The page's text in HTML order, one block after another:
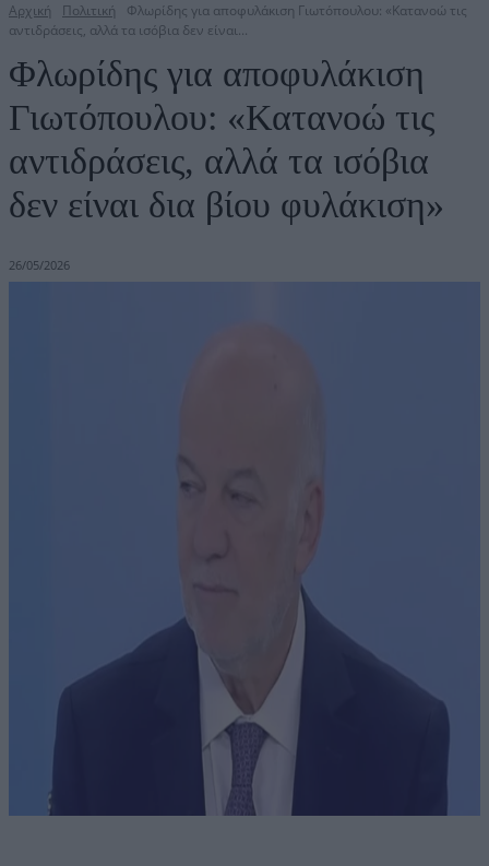
Αρχική Πολιτική
Φλωρίδης για αποφυλάκιση Γιωτόπουλου: «Κατανοώ τις
αντιδράσεις, αλλά τα ισόβια δεν είναι...
Φλωρίδης για αποφυλάκιση
Γιωτόπουλου: «Κατανοώ τις
αντιδράσεις, αλλά τα ισόβια
δεν είναι δια βίου φυλάκιση»
26/05/2026